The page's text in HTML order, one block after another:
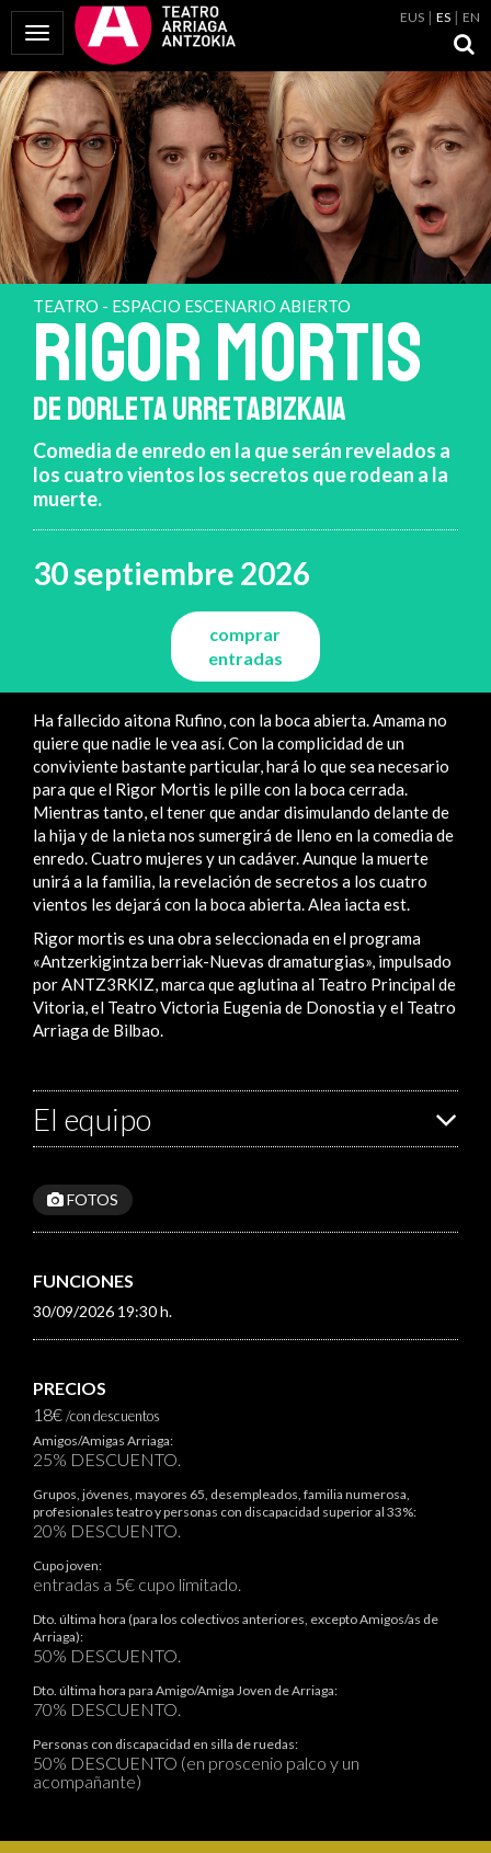
Mostrar Menú
EUS ES EN
TEATRO - ESPACIO ESCENARIO ABIERTO
RIGOR MORTIS
DE DORLETA URRETABIZKAIA
Comedia de enredo en la que serán revelados a
los cuatro vientos los secretos que rodean a la
muerte.
30 septiembre 2026
comprar
entradas
Ha fallecido aitona Rufino, con la boca abierta. Amama no
quiere que nadie le vea así. Con la complicidad de un
conviviente bastante particular, hará lo que sea necesario
para que el Rigor Mortis le pille con la boca cerrada.
Mientras tanto, el tener que andar disimulando delante de
la hija y de la nieta nos sumergirá de lleno en la comedia de
enredo. Cuatro mujeres y un cadáver. Aunque la muerte
unirá a la familia, la revelación de secretos a los cuatro
vientos les dejará con la boca abierta. Alea iacta est.
Rigor mortis es una obra seleccionada en el programa
«Antzerkigintza berriak-Nuevas dramaturgias», impulsado
por ANTZ3RKIZ, marca que aglutina al Teatro Principal de
Vitoria, el Teatro Victoria Eugenia de Donostia y el Teatro
Arriaga de Bilbao.
El equipo
FOTOS
FUNCIONES
30/09/2026 19:30 h.
PRECIOS
18€/con descuentos
Amigos/Amigas Arriaga:
25% DESCUENTO.
Grupos, jóvenes, mayores 65, desempleados, familia numerosa,
profesionales teatro y personas con discapacidad superior al 33%:
20% DESCUENTO.
Cupo joven:
entradas a 5€ cupo limitado.
Dto. última hora (para los colectivos anteriores, excepto Amigos/as de
Arriaga):
50% DESCUENTO.
Dto. última hora para Amigo/Amiga Joven de Arriaga:
70% DESCUENTO.
Personas con discapacidad en silla de ruedas:
50% DESCUENTO (en proscenio palco y un
acompañante)